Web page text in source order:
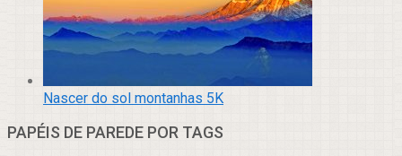
Nascer do sol montanhas 5K
PAPÉIS DE PAREDE POR TAGS